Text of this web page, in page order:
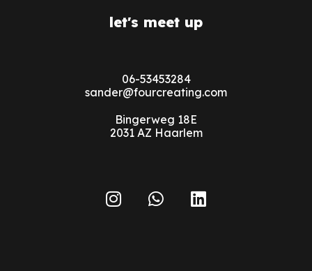
let's meet up
06-53453284
sander@fourcreating.com
Bingerweg 18E
2031 AZ Haarlem
I
n
W
h
L
i